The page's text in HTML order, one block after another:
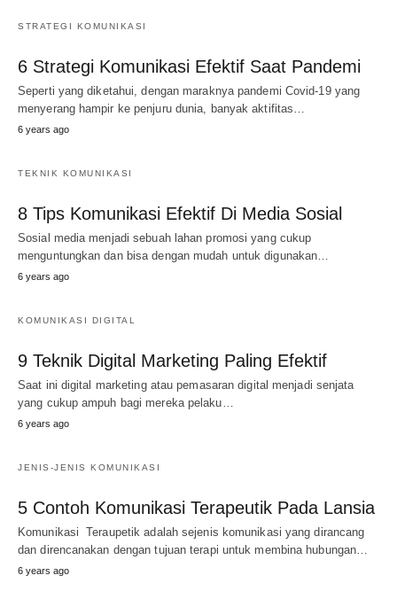
STRATEGI KOMUNIKASI
6 Strategi Komunikasi Efektif Saat Pandemi
Seperti yang diketahui, dengan maraknya pandemi Covid-19 yang
menyerang hampir ke penjuru dunia, banyak aktifitas…
6 years ago
TEKNIK KOMUNIKASI
8 Tips Komunikasi Efektif Di Media Sosial
Sosial media menjadi sebuah lahan promosi yang cukup
menguntungkan dan bisa dengan mudah untuk digunakan…
6 years ago
KOMUNIKASI DIGITAL
9 Teknik Digital Marketing Paling Efektif
Saat ini digital marketing atau pemasaran digital menjadi senjata
yang cukup ampuh bagi mereka pelaku…
6 years ago
JENIS-JENIS KOMUNIKASI
5 Contoh Komunikasi Terapeutik Pada Lansia
Komunikasi Teraupetik adalah sejenis komunikasi yang dirancang
dan direncanakan dengan tujuan terapi untuk membina hubungan…
6 years ago